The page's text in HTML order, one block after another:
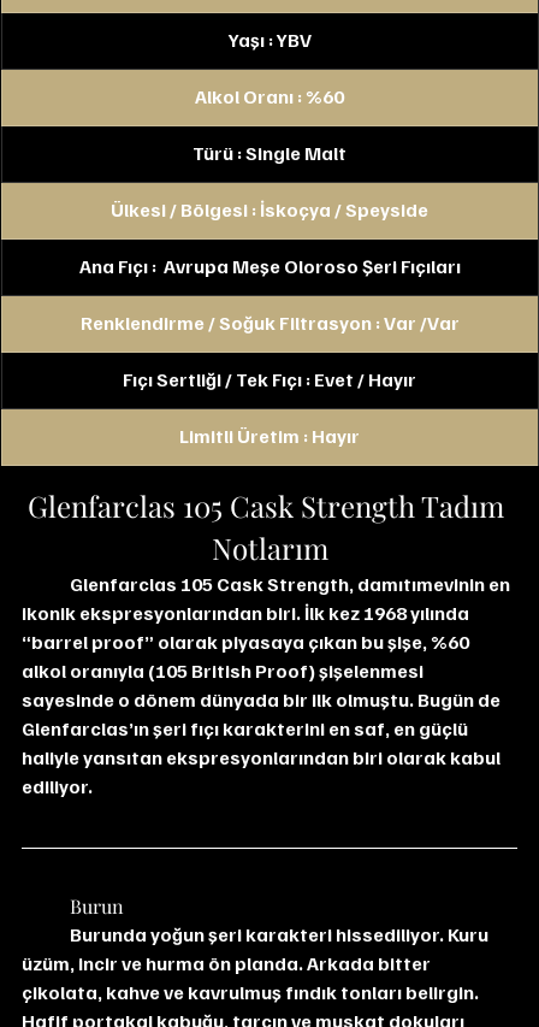
Yaşı : YBV
Alkol Oranı : %60
Türü : Single Malt
Ülkesi / Bölgesi : İskoçya / Speyside
Ana Fıçı :  Avrupa Meşe Oloroso Şeri Fıçıları
Renklendirme / Soğuk Filtrasyon : Var /Var
Fıçı Sertliği / Tek Fıçı : Evet / Hayır
Limitli Üretim : Hayır
Glenfarclas 105 Cask Strength Tadım
Notlarım
ikonik ekspresyonlarından biri. İlk kez 1968 yılında
“barrel proof” olarak piyasaya çıkan bu şişe, %60
alkol oranıyla (105 British Proof) şişelenmesi
sayesinde o dönem dünyada bir ilk olmuştu. Bugün de
Glenfarclas’ın şeri fıçı karakterini en saf, en güçlü
haliyle yansıtan ekspresyonlarından biri olarak kabul
ediliyor.
	Burun
üzüm, incir ve hurma ön planda. Arkada bitter
çikolata, kahve ve kavrulmuş fındık tonları belirgin.
Hafif portakal kabuğu, tarçın ve muskat dokuları